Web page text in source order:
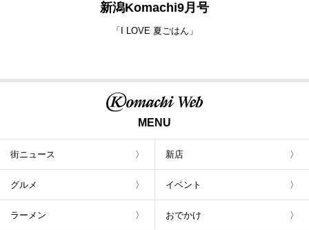
新潟Komachi9月号
「I LOVE 夏ごはん」
MENU
街ニュース 新店
グルメ イベント
ラーメン おでかけ